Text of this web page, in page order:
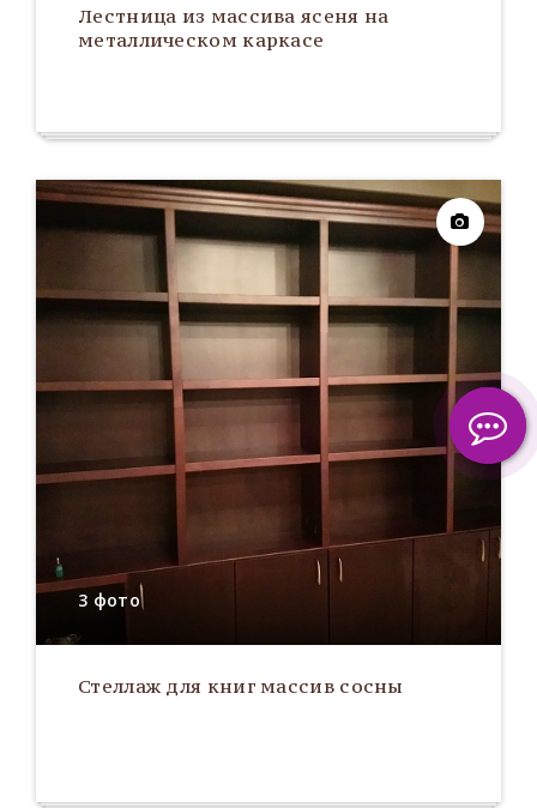
Лестница из массива ясеня на
металлическом каркасе
3 фото
Стеллаж для книг массив сосны